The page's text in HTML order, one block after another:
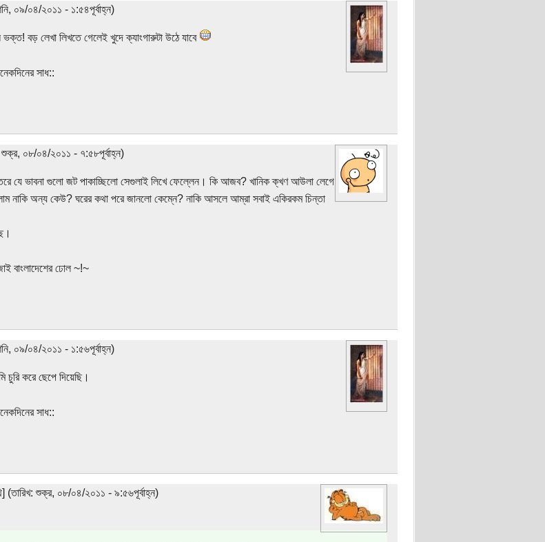
০৯/০৪/২০১১ - ১:৫৪পূর্বাহ্ন)
ভক্ত! বড় লেখা লিখতে গেলেই খুদে ক্যাংগারুটা উঠে যাবে
সাধ::
০৮/০৪/২০১১ - ৭:৫৮পূর্বাহ্ন)
যে ভাবনা গুলো জট পাকাচ্ছিলো সেগুলাই লিখে ফেল্লেন। কি আজব? খানিক ক্খণ আউলা লেগে
নাকি অন্য কেউ? ঘরের কথা পরে জানলো কেম্নে? নাকি আসলে আম্রা সবাই একিরকম চিন্তা
বাংলাদেশের ঢোল ~!~
০৯/০৪/২০১১ - ১:৫৬পূর্বাহ্ন)
করে ছেপে দিয়েছি।
সাধ::
(তারিখ: শুক্র, ০৮/০৪/২০১১ - ৯:৫৬পূর্বাহ্ন)